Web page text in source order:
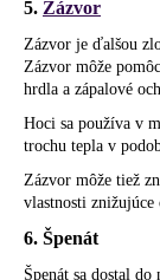
5. Zázvor
Zázvor je ďalšou
Zázvor môže
hrdla a zápalové
Hoci sa používa v
trochu tepla v
Zázvor môže tiež
vlastnosti znižujúce
6. Špenát
Špenát sa dostal